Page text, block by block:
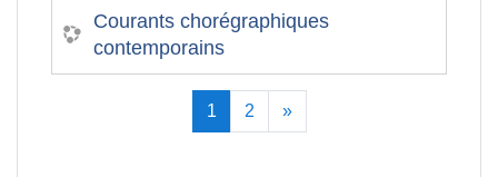
Courants chorégraphiques
contemporains
1 (current)
2 »Next